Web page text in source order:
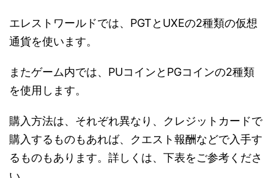
エレストワールドでは、PGTとUXEの2種類の仮想
通貨を使います。
またゲーム内では、PUコインとPGコインの2種類
を使用します。
購入方法は、それぞれ異なり、クレジットカードで
購入するものもあれば、クエスト報酬などで入手す
るものもあります。詳しくは、下表をご参考くださ